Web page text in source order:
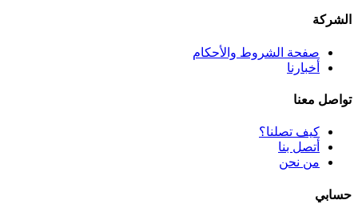
الشركة
صفحة الشروط والأحكام
أخبارنا
تواصل معنا
كيف تصلنا؟
أتصل بنا
من نحن
حسابي